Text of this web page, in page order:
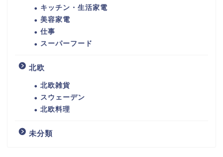
キッチン・生活家電
美容家電
仕事
スーパーフード
北欧
北欧雑貨
スウェーデン
北欧料理
未分類